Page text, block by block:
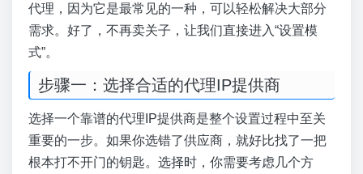
代理，因为它是最常见的一种，可以轻松解决大部分
需求。好了，不再卖关子，让我们直接进入“设置模
式”。
步骤一：选择合适的代理IP提供商
选择一个靠谱的代理IP提供商是整个设置过程中至关
重要的一步。如果你选错了供应商，就好比找了一把
根本打不开门的钥匙。选择时，你需要考虑几个方